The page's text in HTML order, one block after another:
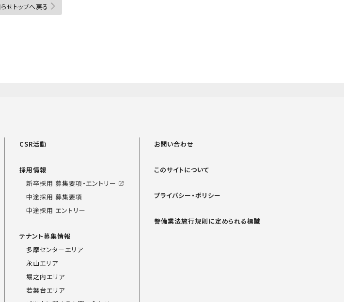
せトップへ戻る
CSR活動
採用情報
新卒採用 募集要項・エントリー
中途採用 募集要項
中途採用 エントリー
テナント募集情報
多摩センターエリア
永山エリア
堀之内エリア
若葉台エリア
お問い合わせ
このサイトについて
プライバシー・ポリシー
警備業法施行規則に定められる標識